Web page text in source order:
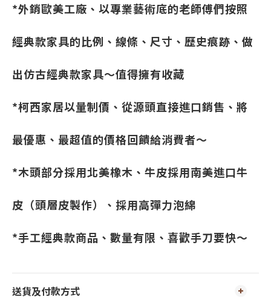
*外銷歐美工廠、以專業藝術底的老師傅們按照
經典款家具的比例、線條、尺寸、歷史痕跡、做
出仿古經典款家具～值得擁有收藏
*柯西家居以量制價、從源頭直接進口銷售、將
最優惠、最超值的價格回饋給消費者～
*木頭部分採用北美橡木、牛皮採用南美進口牛
皮（頭層皮製作）、採用高彈力泡綿
*手工經典款商品、數量有限、喜歡手刀要快～
送貨及付款方式